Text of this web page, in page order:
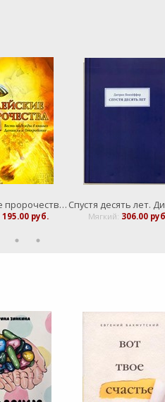
Библейские пророчества. Весть надежды в книгах Даниила и Откровение
195.00 руб. Мягкий: 306.00